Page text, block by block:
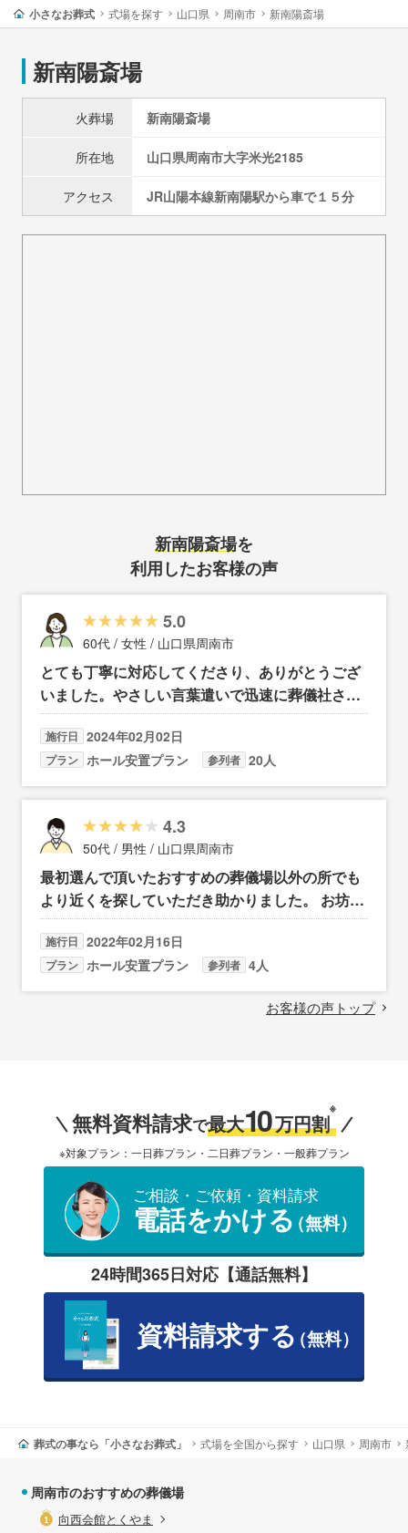
小さなお葬式 式場を探す 山口県 周南市 新南陽斎場
新南陽斎場
火葬場 新南陽斎場
所在地 山口県周南市大字米光2185
アクセス JR山陽本線新南陽駅から車で１５分
新南陽斎場を
利用したお客様の声
5.0
60代 / 女性 / 山口県周南市
とても丁寧に対応してくださり、ありがとうござ
いました。やさしい言葉遣いで迅速に葬儀社さん
も探してくれてとても安心出来ました。 パンフレ
ットも分かりやすく、心の準備もできました。
施行日 2024年02月02日
プラン ホール安置プラン 参列者 20人
4.3
50代 / 男性 / 山口県周南市
最初選んで頂いたおすすめの葬儀場以外の所でも
より近くを探していただき助かりました。 お坊さ
ん手配も限られた中でもスムーズに決まり、無事
葬儀が終わった事に感謝しています。
施行日 2022年02月16日
プラン ホール安置プラン 参列者 4人
お客様の声トップ
無料資料請求で最大10万円割
※
※対象プラン：一日葬プラン・二日葬プラン・一般葬プラン
ご相談・ご依頼・資料請求
電話をかける（無料）
24時間365日対応【通話無料】
資料請求する（無料）
葬式の事なら「小さなお葬式」 式場を全国から探す 山口県 周南市
周南市のおすすめの葬儀場
向西会館とくやま